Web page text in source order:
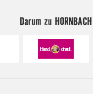
Darum zu HORNBACH